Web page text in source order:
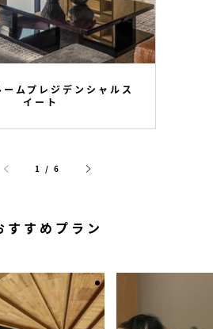
ムプレジデンシャルス
イート
1 / 6
すすめプラン